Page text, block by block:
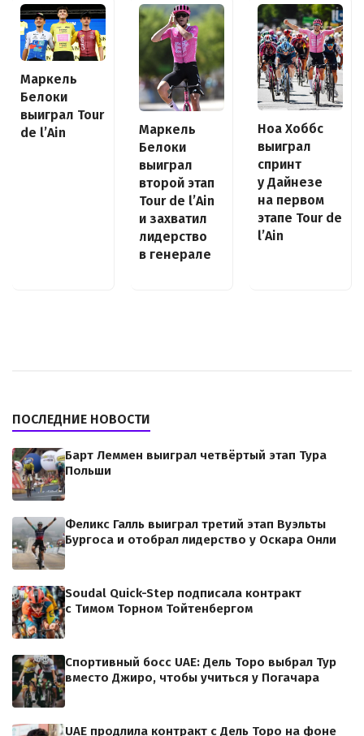
Маркель
Белоки
выиграл Tour
de l’Ain
Маркель
Белоки
выиграл
второй этап
Tour de l’Ain
и захватил
лидерство
в генерале
Ноа Хоббс
выиграл
спринт
у Дайнезе
на первом
этапе Tour de
l’Ain
ПОСЛЕДНИЕ НОВОСТИ
Барт Леммен выиграл четвёртый этап Тура
Польши
Феликс Галль выиграл третий этап Вуэльты
Бургоса и отобрал лидерство у Оскара Онли
Soudal Quick-Step подписала контракт
с Тимом Торном Тойтенбергом
Спортивный босс UAE: Дель Торо выбрал Тур
вместо Джиро, чтобы учиться у Погачара
UAE продлила контракт с Дель Торо на фоне